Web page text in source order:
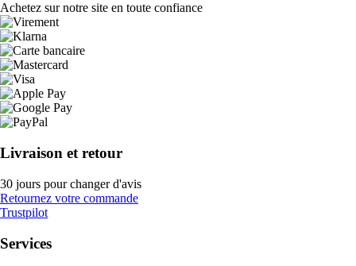
Achetez sur notre site en toute confiance
Livraison et retour
30 jours pour changer d'avis
Retournez votre commande
Trustpilot
Services